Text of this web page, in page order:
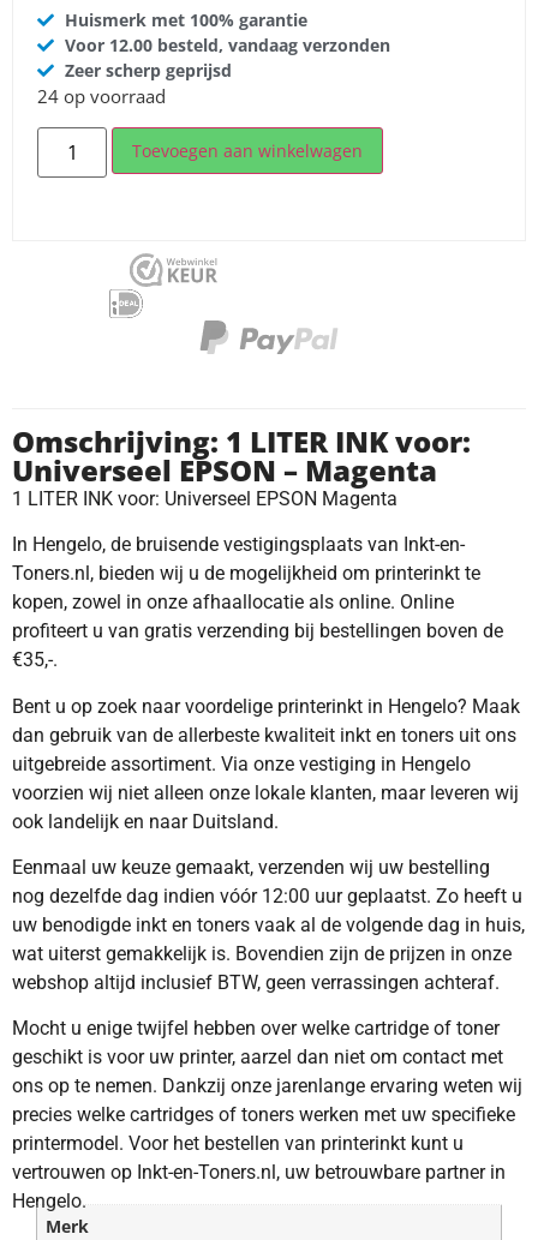
Huismerk met 100% garantie
Voor 12.00 besteld, vandaag verzonden
Zeer scherp geprijsd
24 op voorraad
Toevoegen aan winkelwagen
Omschrijving: 1 LITER INK voor:
Universeel EPSON – Magenta
1 LITER INK voor: Universeel EPSON Magenta
In Hengelo, de bruisende vestigingsplaats van Inkt-en-
Toners.nl, bieden wij u de mogelijkheid om printerinkt te
kopen, zowel in onze afhaallocatie als online. Online
profiteert u van gratis verzending bij bestellingen boven de
€35,-.
Bent u op zoek naar voordelige printerinkt in Hengelo? Maak
dan gebruik van de allerbeste kwaliteit inkt en toners uit ons
uitgebreide assortiment. Via onze vestiging in Hengelo
voorzien wij niet alleen onze lokale klanten, maar leveren wij
ook landelijk en naar Duitsland.
Eenmaal uw keuze gemaakt, verzenden wij uw bestelling
nog dezelfde dag indien vóór 12:00 uur geplaatst. Zo heeft u
uw benodigde inkt en toners vaak al de volgende dag in huis,
wat uiterst gemakkelijk is. Bovendien zijn de prijzen in onze
webshop altijd inclusief BTW, geen verrassingen achteraf.
Mocht u enige twijfel hebben over welke cartridge of toner
geschikt is voor uw printer, aarzel dan niet om contact met
ons op te nemen. Dankzij onze jarenlange ervaring weten wij
precies welke cartridges of toners werken met uw specifieke
printermodel. Voor het bestellen van printerinkt kunt u
vertrouwen op Inkt-en-Toners.nl, uw betrouwbare partner in
Hengelo.
Merk